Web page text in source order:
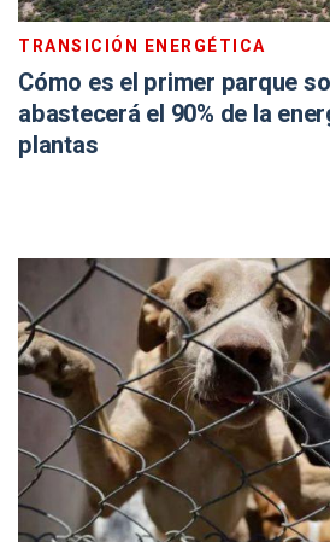
TRANSICIÓN ENERGÉTICA
Cómo es el primer parque
abastecerá el 90% de la
plantas